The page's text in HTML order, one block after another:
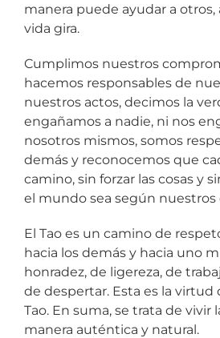
manera puede ayudar a otros,
vida gira.
Cumplimos nuestros
hacemos responsables de
nuestros actos, decimos la
engañamos a nadie, ni nos
nosotros mismos, somos
demás y reconocemos que
camino, sin forzar las cosas y
el mundo sea según nuestros
El Tao es un camino de
hacia los demás y hacia uno
honradez, de ligereza, de
de despertar. Esta es la virtud
Tao. En suma, se trata de vivir
manera auténtica y natural.